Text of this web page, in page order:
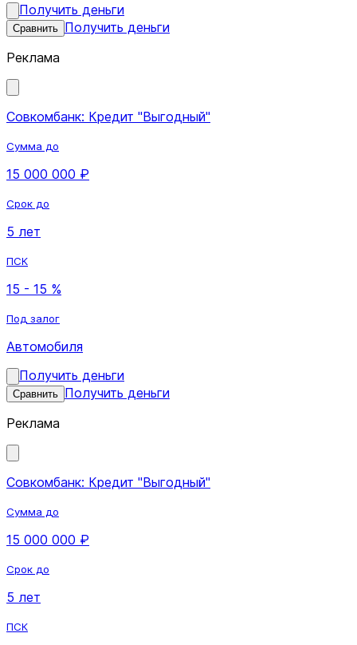
Получить деньги
Сравнить Получить деньги
Реклама
Совкомбанк: Кредит "Выгодный"
Сумма до
15 000 000 ₽
Срок до
5 лет
ПСК
15 - 15 %
Под залог
Автомобиля
Получить деньги
Сравнить Получить деньги
Реклама
Совкомбанк: Кредит "Выгодный"
Сумма до
15 000 000 ₽
Срок до
5 лет
ПСК